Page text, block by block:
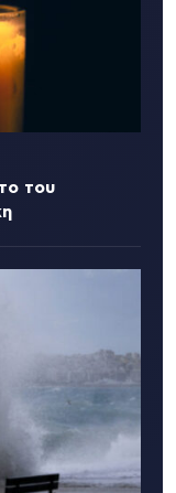
του